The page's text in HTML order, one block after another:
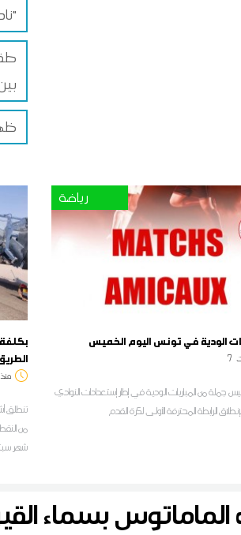
نادرة"
بين 32
منذ
رياضة
الودية في تونس اليوم الخميس
7
جملة من المباريات الودية في إطار إستعدادات النوادي
الرابطة المحترفة الأولى لكرة القدم
بسماء